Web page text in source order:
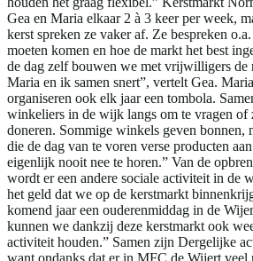
Gea en Maria elkaar 2 à 3 keer per week,
kerst spreken ze vaker af. Ze bespreken
moeten komen en hoe de markt het best
de dag zelf bouwen we met vrijwilligers de
Maria en ik samen snert”, vertelt Gea.
organiseren ook elk jaar een tombola.
winkeliers in de wijk langs om te vragen of
doneren. Sommige winkels geven bonnen,
die de dag van te voren verse producten
eigenlijk nooit nee te horen.” Van de
wordt er een andere sociale activiteit in de
het geld dat we op de kerstmarkt
komend jaar een ouderenmiddag in de
kunnen we dankzij deze kerstmarkt ook
activiteit houden.” Samen zijn Dergelijke
want ondanks dat er in MFC de Wijert veel